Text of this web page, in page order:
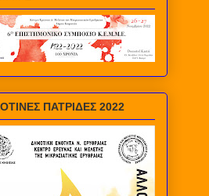
ΠΑΤΡΙΔΕΣ 2022